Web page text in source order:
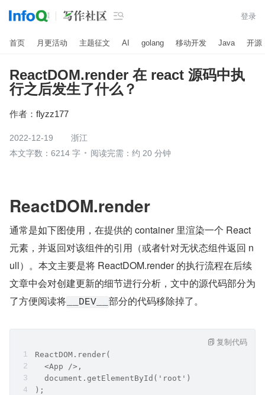
 登录
首页 月更活动 主题征文 AI golang 移动开发 Java 开源
ReactDOM.render 在 react 源码中执
行之后发生了什么？
作者： flyzz177
2022-12-19
浙江
本文字数：6214 字
阅读完需：约 20 分钟
ReactDOM.render
通常是如下图使用，在提供的 container 里渲染一个 React
元素，并返回对该组件的引用（或者针对无状态组件返回 n
ull）。本文主要是将 ReactDOM.render 的执行流程在后续
文章中会对创建更新的细节进行分析，文中的源代码部分为
了方便阅读将 __DEV__ 部分的代码移除掉了。
ReactDOM.render(
  <App />,
  document.getElementById('root')
);
复制代码